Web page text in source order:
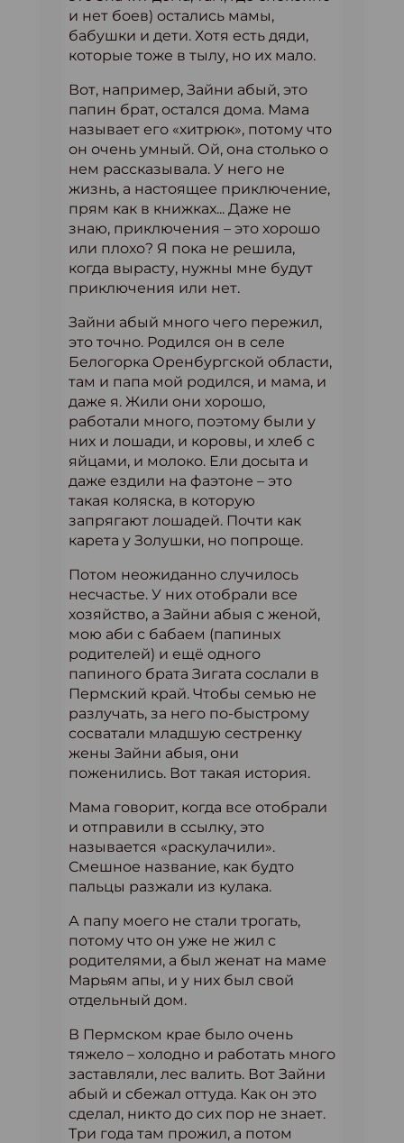
и нет боев) остались мамы,
бабушки и дети. Хотя есть дяди,
которые тоже в тылу, но их мало.
Вот, например, Зайни абый, это
папин брат, остался дома. Мама
называет его «хитрюк», потому что
он очень умный. Ой, она столько о
нем рассказывала. У него не
жизнь, а настоящее приключение,
прям как в книжках... Даже не
знаю, приключения – это хорошо
или плохо? Я пока не решила,
когда вырасту, нужны мне будут
приключения или нет.
Зайни абый много чего пережил,
это точно. Родился он в селе
Белогорка Оренбургской области,
там и папа мой родился, и мама, и
даже я. Жили они хорошо,
работали много, поэтому были у
них и лошади, и коровы, и хлеб с
яйцами, и молоко. Ели досыта и
даже ездили на фаэтоне – это
такая коляска, в которую
запрягают лошадей. Почти как
карета у Золушки, но попроще.
Потом неожиданно случилось
несчастье. У них отобрали все
хозяйство, а Зайни абыя с женой,
мою аби с бабаем (папиных
родителей) и ещё одного
папиного брата Зигата сослали в
Пермский край. Чтобы семью не
разлучать, за него по-быстрому
сосватали младшую сестренку
жены Зайни абыя, они
поженились. Вот такая история.
Мама говорит, когда все отобрали
и отправили в ссылку, это
называется «раскулачили».
Смешное название, как будто
пальцы разжали из кулака.
А папу моего не стали трогать,
потому что он уже не жил с
родителями, а был женат на маме
Марьям апы, и у них был свой
отдельный дом.
В Пермском крае было очень
тяжело – холодно и работать много
заставляли, лес валить. Вот Зайни
абый и сбежал оттуда. Как он это
сделал, никто до сих пор не знает.
Три года там прожил, а потом